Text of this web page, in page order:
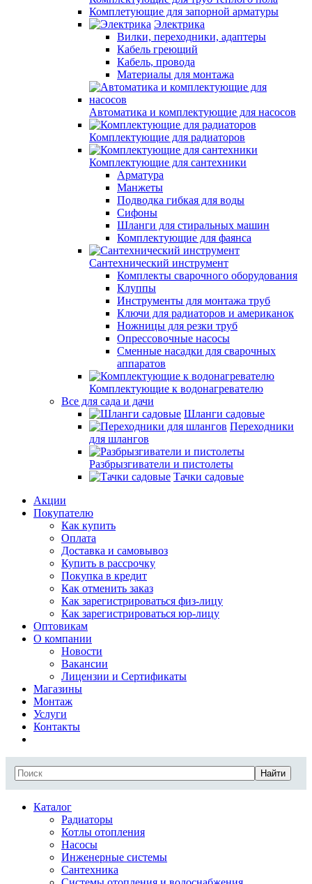
Комплетующие для запорной арматуры
Электрика
Вилки, переходники, адаптеры
Кабель греющий
Кабель, провода
Материалы для монтажа
Автоматика и комплектующие для насосов
Комплектующие для радиаторов
Комплектующие для сантехники
Арматура
Манжеты
Подводка гибкая для воды
Сифоны
Шланги для стиральных машин
Комплектующие для фаянса
Сантехнический инструмент
Комплекты сварочного оборудования
Клуппы
Инструменты для монтажа труб
Ключи для радиаторов и американок
Ножницы для резки труб
Опрессовочные насосы
Сменные насадки для сварочных
аппаратов
Комплектующие к водонагревателю
Все для сада и дачи
Шланги садовые
Переходники
для шлангов
Разбрызгиватели и пистолеты
Тачки садовые
Акции
Покупателю
Как купить
Оплата
Доставка и самовывоз
Купить в рассрочку
Покупка в кредит
Как отменить заказ
Как зарегистрироваться физ-лицу
Как зарегистрироваться юр-лицу
Оптовикам
О компании
Новости
Вакансии
Лицензии и Сертификаты
Магазины
Монтаж
Услуги
Контакты
Найти
Каталог
Радиаторы
Котлы отопления
Насосы
Инженерные системы
Сантехника